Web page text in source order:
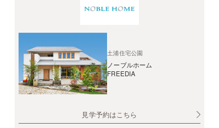
土浦住宅公園
ノーブルホーム
FREEDIA
見学予約はこちら